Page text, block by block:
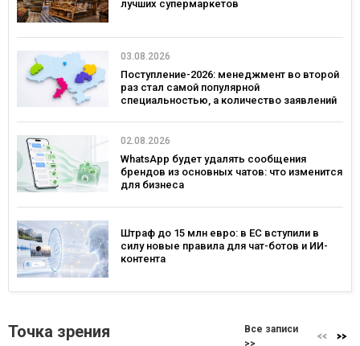
лучших супермаркетов
03.08.2026
Поступление-2026: менеджмент во второй
раз стал самой популярной
специальностью, а количество заявлений
02.08.2026
WhatsApp будет удалять сообщения
брендов из основных чатов: что изменится
для бизнеса
Штраф до 15 млн евро: в ЕС вступили в
силу новые правила для чат-ботов и ИИ-
контента
Точка зрения
Все записи
>>